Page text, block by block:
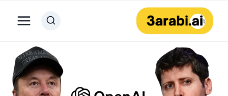
المحتوى